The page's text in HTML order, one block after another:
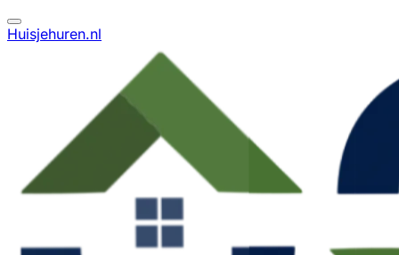
Huisjehuren.nl